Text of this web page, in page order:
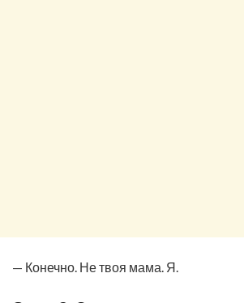
— Конечно. Не твоя мама. Я.